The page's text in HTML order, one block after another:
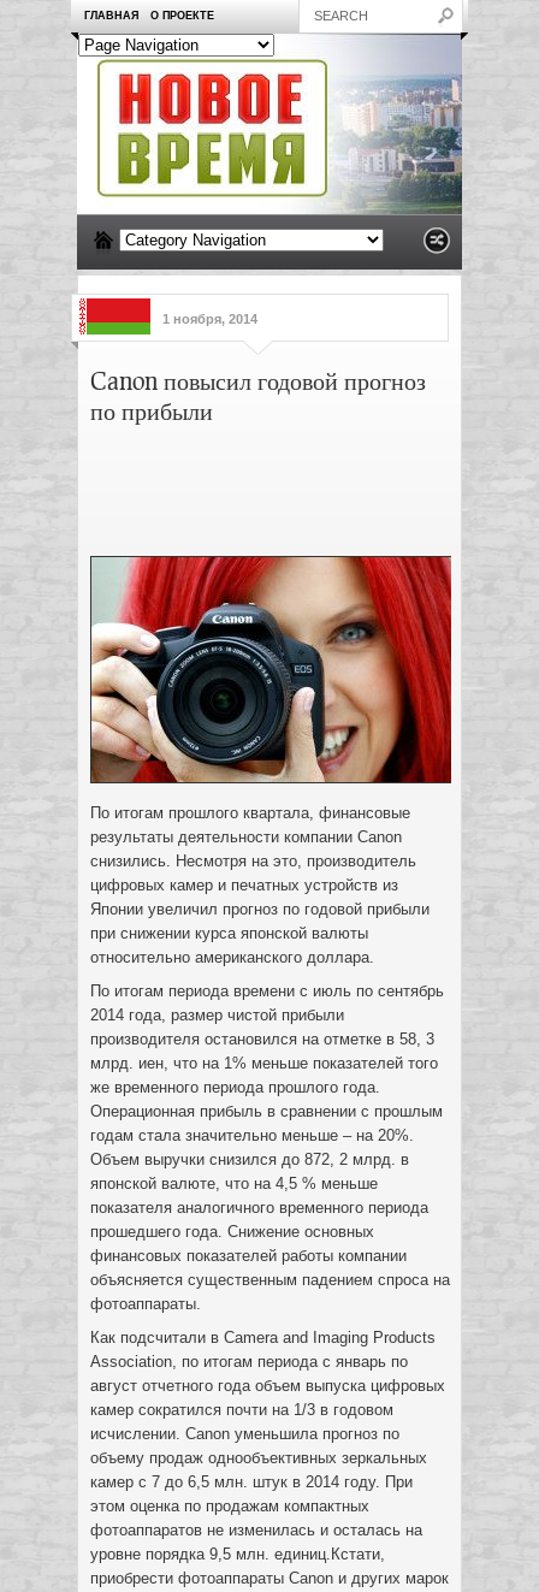
ГЛАВНАЯ О ПРОЕКТЕ
1 ноября, 2014
Canon повысил годовой прогноз
по прибыли
По итогам прошлого квартала, финансовые
результаты деятельности компании Canon
снизились. Несмотря на это, производитель
цифровых камер и печатных устройств из
Японии увеличил прогноз по годовой прибыли
при снижении курса японской валюты
относительно американского доллара.
По итогам периода времени с июль по сентябрь
2014 года, размер чистой прибыли
производителя остановился на отметке в 58, 3
млрд. иен, что на 1% меньше показателей того
же временного периода прошлого года.
Операционная прибыль в сравнении с прошлым
годам стала значительно меньше – на 20%.
Объем выручки снизился до 872, 2 млрд. в
японской валюте, что на 4,5 % меньше
показателя аналогичного временного периода
прошедшего года. Снижение основных
финансовых показателей работы компании
объясняется существенным падением спроса на
фотоаппараты.
Как подсчитали в Camera and Imaging Products
Association, по итогам периода с январь по
август отчетного года объем выпуска цифровых
камер сократился почти на 1/3 в годовом
исчислении. Canon уменьшила прогноз по
объему продаж однообъективных зеркальных
камер с 7 до 6,5 млн. штук в 2014 году. При
этом оценка по продажам компактных
фотоаппаратов не изменилась и осталась на
уровне порядка 9,5 млн. единиц.Кстати,
приобрести фотоаппараты Canon и других марок